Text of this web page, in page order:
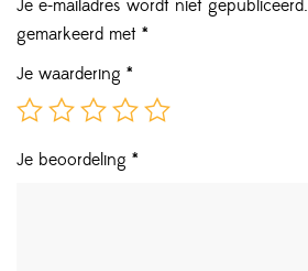
Je e-mailadres wordt niet gepubliceerd.
gemarkeerd met *
Je waardering *
Je beoordeling *